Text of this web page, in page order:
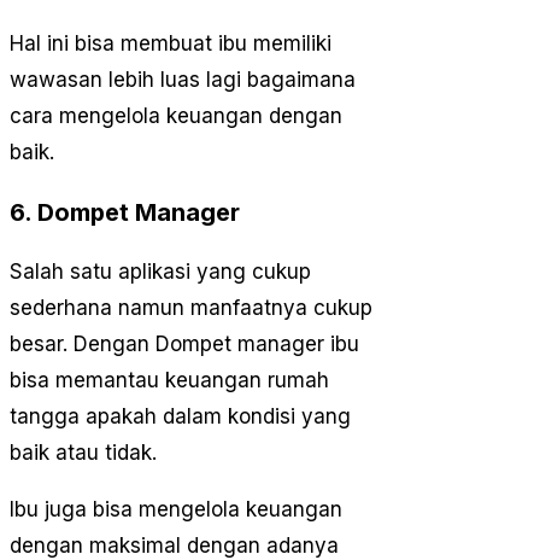
Hal ini bisa membuat ibu memiliki
wawasan lebih luas lagi bagaimana
cara mengelola keuangan dengan
baik.
6. Dompet Manager
Salah satu aplikasi yang cukup
sederhana namun manfaatnya cukup
besar. Dengan Dompet manager ibu
bisa memantau keuangan rumah
tangga apakah dalam kondisi yang
baik atau tidak.
Ibu juga bisa mengelola keuangan
dengan maksimal dengan adanya